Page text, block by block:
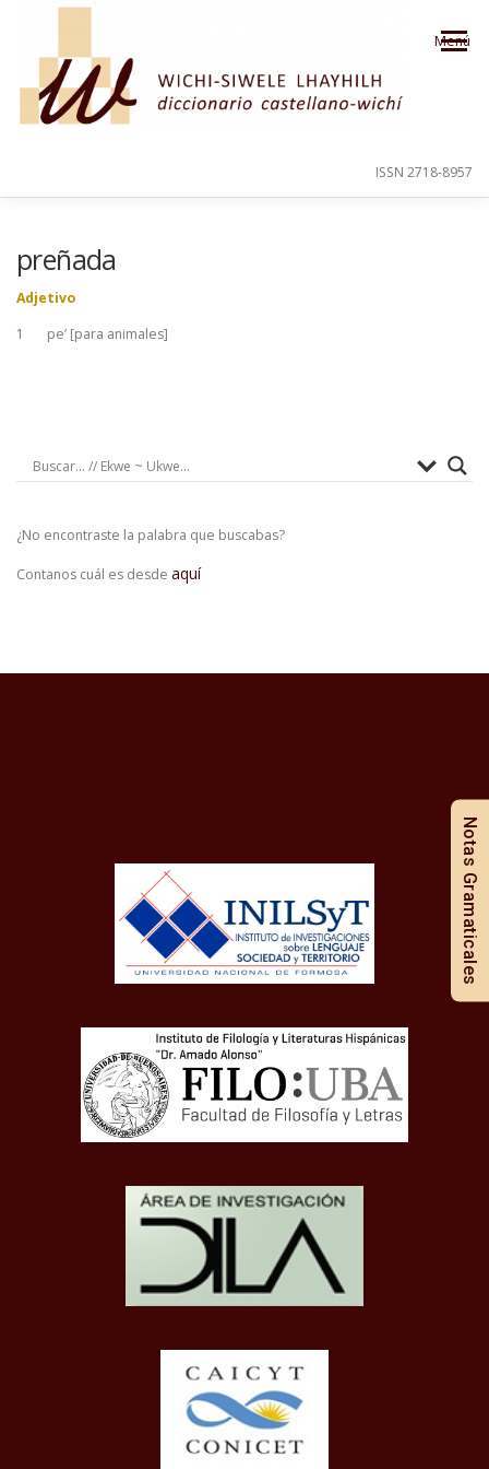
Saltar al contenido
Menú
ISSN 2718-8957
preñada
Adjetivo
1 pe’ [para animales]
¿No encontraste la palabra que buscabas?
Contanos cuál es desde aquí
Notas Gramaticales